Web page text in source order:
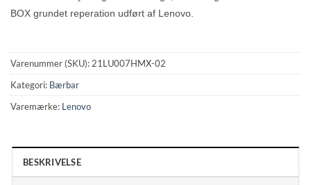
BOX grundet reperation udført af Lenovo.
Varenummer (SKU):21LU007HMX-02
Kategori: Bærbar
Varemærke: Lenovo
BESKRIVELSE